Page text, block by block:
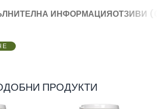
ИНФОРМАЦИЯОТЗИВИ
ПРОДУКТИ